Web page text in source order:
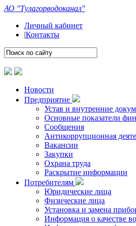
АО "Тулагорводоканал"
Личный кабинет
|Контакты
Новости
Предприятие
Устав и внутренние
Основные показатели
Сообщения
Антикоррупционная
Вакансии
Закупки
Охрана труда
Раскрытие информации
Потребителям
Юридические лица
Физические лица
Установка и замена
Информация о качестве